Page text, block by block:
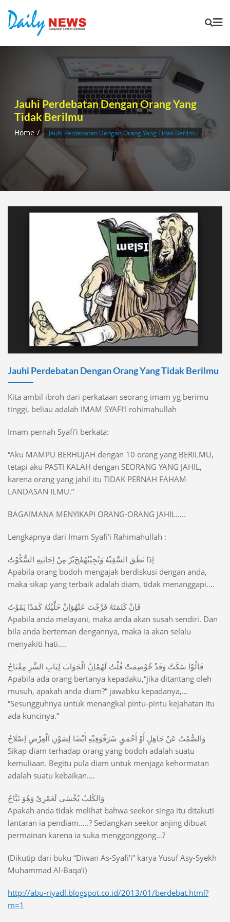
content
Jauhi Perdebatan Dengan Orang Yang
Tidak Berilmu
Home Jauhi Perdebatan Dengan Orang Yang Tidak Berilmu
Jauhi Perdebatan Dengan Orang Yang Tidak Berilmu
Kita ambil ibroh dari perkataan seorang imam yg berimu
tinggi, beliau adalah IMAM SYAFI’I rohimahullah
Imam pernah Syafi’i berkata:
“Aku MAMPU BERHUJAH dengan 10 orang yang BERILMU,
tetapi aku PASTI KALAH dengan SEORANG YANG JAHIL,
karena orang yang jahil itu TIDAK PERNAH FAHAM
LANDASAN ILMU.”
BAGAIMANA MENYIKAPI ORANG-ORANG JAHIL…..
Lengkapnya dari Imam Syafi’i Rahimahullah :
ﺍِﺫَﺍ ﻧَﻄَﻖَ ﺍﻟﺴَّﻔِﻴْﻪُ ﻭَﺗُﺠِﻴْﺒُﻬُﻔَﺦَﻳْﺮٌ ﻣِﻦْ ﺍِﺟَﺎﺑَﺘِﻪِ ﺍﻟﺴُّﻜُﻮْﺕُ
Apabila orang bodoh mengajak berdiskusi dengan anda,
maka sikap yang terbaik adalah diam, tidak menanggapi….
ﻓَﺎِﻥْ ﻛَﻠِﻤَﺘَﻪُ ﻓَﺮَّﺟْﺖَ ﻋَﻨْﻬُﻮَﺍِﻥْ ﺧَﻠَّﻴْﺘُﻪُ ﻛَﻤَﺪًﺍ ﻳَﻤُﻮْﺕُ
Apabila anda melayani, maka anda akan susah sendiri. Dan
bila anda berteman dengannya, maka ia akan selalu
menyakiti hati….
ﻗَﺎﻟُﻮْﺍ ﺳَﻜَﺖَّ ﻭَﻗَﺪْ ﺧُﻮْﺻِﻤَﺖْ ﻗُﻠْﺖُ ﻟَﻬُﻤْﺎِﻥَّ ﺍﻟْﺠَﻮَﺍﺏَ ﻟِﺒَﺎﺏِ ﺍﻟﺸَّﺮِ ﻣِﻔْﺘَﺎﺡُ
Apabila ada orang bertanya kepadaku,“jika ditantang oleh
musuh, apakah anda diam?” jawabku kepadanya,…
“Sesungguhnya untuk menangkal pintu-pintu kejahatan itu
ada kuncinya.”
ﻭَﺍﻟﺼُّﻤْﺖُ ﻋَﻦْ ﺟَﺎﻫِﻞٍ ﺃَﻭْ ﺃَﺣْﻤَﻖٍ ﺷَﺮَﻓٌﻮَﻓِﻴْﻪِ ﺃَﻳْﻀًﺎ ﻟِﺼَﻮْﻥِ ﺍﻟْﻌِﺮْﺽِ ﺍِﺻْﻠَﺎﺡُ
Sikap diam terhadap orang yang bodoh adalah suatu
kemuliaan. Begitu pula diam untuk menjaga kehormatan
adalah suatu kebaikan….
ﻭَﺍﻟﻜَﻠﺐُ ﻳُﺨْﺴَﻰ ﻟَﻌَﻤْﺮِﻯْ ﻭَﻫُﻮَ ﻧَﺒَّﺎﺡُ
Apakah anda tidak melihat bahwa seekor singa itu ditakuti
lantaran ia pendiam…..? Sedangkan seekor anjing dibuat
permainan karena ia suka menggonggong…?
(Dikutip dari buku “Diwan As-Syafi’i” karya Yusuf Asy-Syekh
Muhammad Al-Baqa’i)
http://abu-riyadl.blogspot.co.id/2013/01/berdebat.html?
m=1